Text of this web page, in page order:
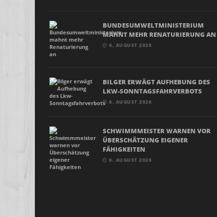
BUNDESUMWELTMINISTERIUM
MAHNT MEHR RENATURIERUNG AN
6. AUGUST 2026
BILGER ERWÄGT AUFHEBUNG DES
LKW-SONNTAGSFAHRVERBOTS
6. AUGUST 2026
SCHWIMMMEISTER WARNEN VOR
ÜBERSCHÄTZUNG EIGENER
FÄHIGKEITEN
6. AUGUST 2026